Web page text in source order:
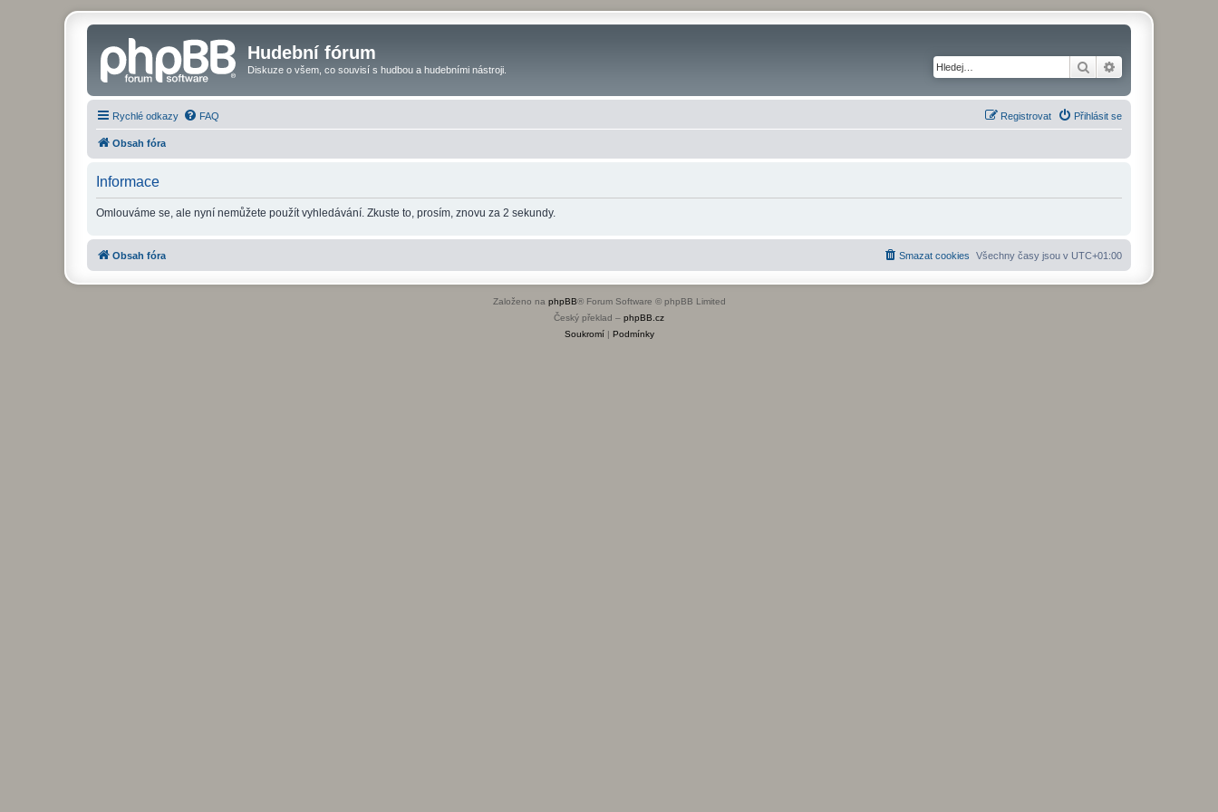
Hudební fórum
Diskuze o všem, co souvisí s hudbou a hudebními nástroji. Hledat
Rychlé odkazy FAQ Přihlásit se
Registrovat
Obsah fóra
Informace
Omlouváme se, ale nyní nemůžete použít vyhledávání. Zkuste to, prosím, znovu za 2 sekundy.
Obsah fóra Všechny časy jsou v UTC+01:00
Smazat cookies
Založeno na phpBB® Forum Software © phpBB Limited
Český překlad – phpBB.cz
Soukromí| Podmínky